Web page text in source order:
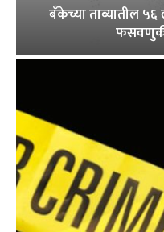
बँकेच्या ताब्यातील ५६